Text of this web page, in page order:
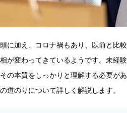
に加え、コロナ禍もあり、以前と比
が変わってきているようです。未経
の本質をしっかりと理解する必要があ
道のりについて詳しく解説します。